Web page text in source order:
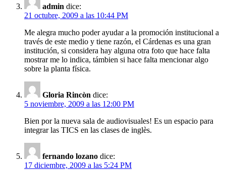
admin dice:
21 octubre, 2009 a las 10:44 PM
Me alegra mucho poder ayudar a la promoción institucional a
través de este medio y tiene razón, el Cárdenas es una gran
institución, si considera hay alguna otra foto que hace falta
mostrar me lo indica, támbien si hace falta mencionar algo
sobre la planta física.
Gloria Rincòn dice:
5 noviembre, 2009 a las 12:00 PM
Bien por la nueva sala de audiovisuales! Es un espacio para
integrar las TICS en las clases de inglès.
fernando lozano dice:
17 diciembre, 2009 a las 5:24 PM